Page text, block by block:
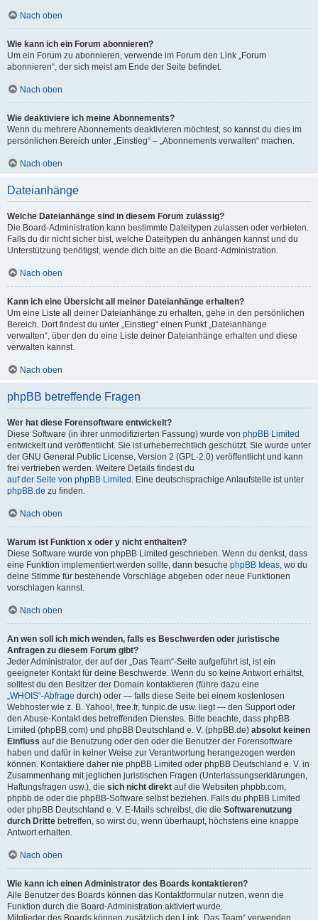
Nach oben
Wie kann ich ein Forum abonnieren?
Um ein Forum zu abonnieren, verwende im Forum den Link „Forum
abonnieren“, der sich meist am Ende der Seite befindet.
Nach oben
Wie deaktiviere ich meine Abonnements?
Wenn du mehrere Abonnements deaktivieren möchtest, so kannst du dies im
persönlichen Bereich unter „Einstieg“ – „Abonnements verwalten“ machen.
Nach oben
Dateianhänge
Welche Dateianhänge sind in diesem Forum zulässig?
Die Board-Administration kann bestimmte Dateitypen zulassen oder verbieten.
Falls du dir nicht sicher bist, welche Dateitypen du anhängen kannst und du
Unterstützung benötigst, wende dich bitte an die Board-Administration.
Nach oben
Kann ich eine Übersicht all meiner Dateianhänge erhalten?
Um eine Liste all deiner Dateianhänge zu erhalten, gehe in den persönlichen
Bereich. Dort findest du unter „Einstieg“ einen Punkt „Dateianhänge
verwalten“, über den du eine Liste deiner Dateianhänge erhalten und diese
verwalten kannst.
Nach oben
phpBB betreffende Fragen
Wer hat diese Forensoftware entwickelt?
Diese Software (in ihrer unmodifizierten Fassung) wurde von phpBB Limited
entwickelt und veröffentlicht. Sie ist urheberrechtlich geschützt. Sie wurde unter
der GNU General Public License, Version 2 (GPL-2.0) veröffentlicht und kann
frei vertrieben werden. Weitere Details findest du
auf der Seite von phpBB Limited . Eine deutschsprachige Anlaufstelle ist unter
phpBB.de zu finden.
Nach oben
Warum ist Funktion x oder y nicht enthalten?
Diese Software wurde von phpBB Limited geschrieben. Wenn du denkst, dass
eine Funktion implementiert werden sollte, dann besuche phpBB Ideas, wo du
deine Stimme für bestehende Vorschläge abgeben oder neue Funktionen
vorschlagen kannst.
Nach oben
An wen soll ich mich wenden, falls es Beschwerden oder juristische
Anfragen zu diesem Forum gibt?
Jeder Administrator, der auf der „Das Team“-Seite aufgeführt ist, ist ein
geeigneter Kontakt für deine Beschwerde. Wenn du so keine Antwort erhältst,
solltest du den Besitzer der Domain kontaktieren (führe dazu eine
„WHOIS“-Abfrage durch) oder — falls diese Seite bei einem kostenlosen
Webhoster wie z. B. Yahoo!, free.fr, funpic.de usw. liegt — den Support oder
den Abuse-Kontakt des betreffenden Dienstes. Bitte beachte, dass phpBB
Limited (phpBB.com) und phpBB Deutschland e. V. (phpBB.de) absolut keinen
Einfluss auf die Benutzung oder den oder die Benutzer der Forensoftware
haben und dafür in keiner Weise zur Verantwortung herangezogen werden
können. Kontaktiere daher nie phpBB Limited oder phpBB Deutschland e. V. in
Zusammenhang mit jeglichen juristischen Fragen (Unterlassungserklärungen,
Haftungsfragen usw.), die sich nicht direkt auf die Websiten phpbb.com,
phpbb.de oder die phpBB-Software selbst beziehen. Falls du phpBB Limited
oder phpBB Deutschland e. V. E-Mails schreibst, die die Softwarenutzung
durch Dritte betreffen, so wirst du, wenn überhaupt, höchstens eine knappe
Antwort erhalten.
Nach oben
Wie kann ich einen Administrator des Boards kontaktieren?
Alle Benutzer des Boards können das Kontaktformular nutzen, wenn die
Funktion durch die Board-Administration aktiviert wurde.
Mitglieder des Boards können zusätzlich den Link „Das Team“ verwenden.